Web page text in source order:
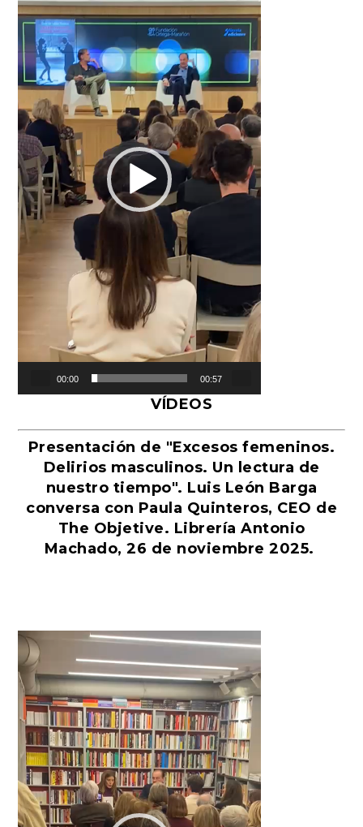
vídeo
00:00 00:57
VÍDEOS
Presentación de "Excesos femeninos.
Delirios masculinos. Un lectura de
nuestro tiempo". Luis León Barga
conversa con Paula Quinteros, CEO de
The Objetive. Librería Antonio
Machado, 26 de noviembre 2025.
Reproductor
de
vídeo